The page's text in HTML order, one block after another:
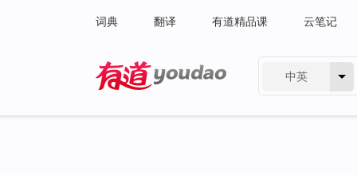
词典 翻译 有道精品课 云笔记
中英